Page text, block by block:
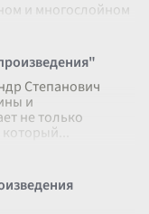
и многослойном
Степанович
и
не только